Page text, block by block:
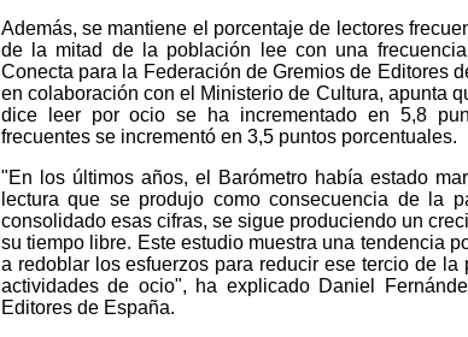
Además, se mantiene el porcentaje de lectores
de la mitad de la población lee con una
Conecta para la Federación de Gremios de Editores
en colaboración con el Ministerio de Cultura, apunta
dice leer por ocio se ha incrementado en 5,8
frecuentes se incrementó en 3,5 puntos porcentuales.
"En los últimos años, el Barómetro había estado
lectura que se produjo como consecuencia de la
consolidado esas cifras, se sigue produciendo un
su tiempo libre. Este estudio muestra una tendencia
a redoblar los esfuerzos para reducir ese tercio de
actividades de ocio", ha explicado Daniel
Editores de España.